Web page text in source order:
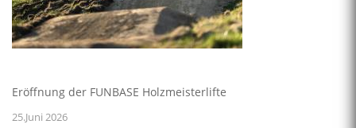
Eröffnung der FUNBASE Holzmeisterlifte
25.Juni 2026